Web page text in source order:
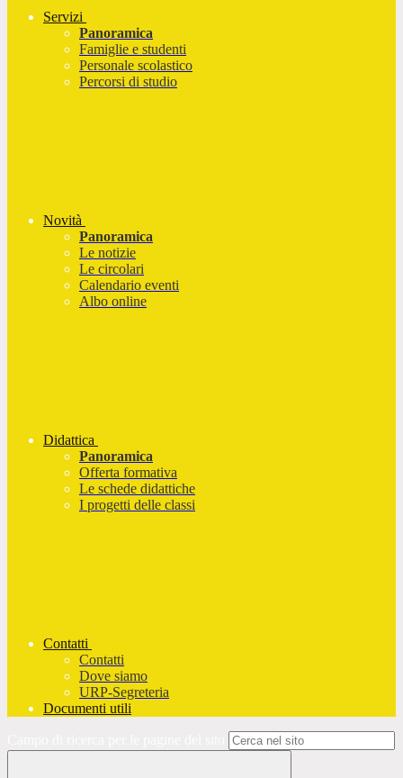
Servizi
Panoramica
Famiglie e studenti
Personale scolastico
Percorsi di studio
Novità
Panoramica
Le notizie
Le circolari
Calendario eventi
Albo online
Didattica
Panoramica
Offerta formativa
Le schede didattiche
I progetti delle classi
Contatti
Contatti
Dove siamo
URP-Segreteria
Documenti utili